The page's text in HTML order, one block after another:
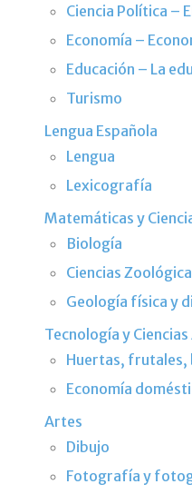
Ciencia Política –
Economía –
Educación – La
Turismo
Lengua Española
Lengua
Lexicografía
Matemáticas y
Biología
Ciencias
Geología física y
Tecnología y
Huertas, frutales,
Economía
Artes
Dibujo
Fotografía y